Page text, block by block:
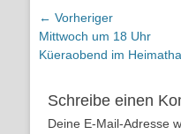
Beitragsnavigation
← Vorheriger
Vorheriger
Beitrag:
Mittwoch um 18 Uhr
Küeraobend im
Schreibe einen
Deine E-Mail-Adresse